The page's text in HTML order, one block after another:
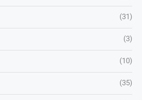
(31)
(3)
(10)
(35)